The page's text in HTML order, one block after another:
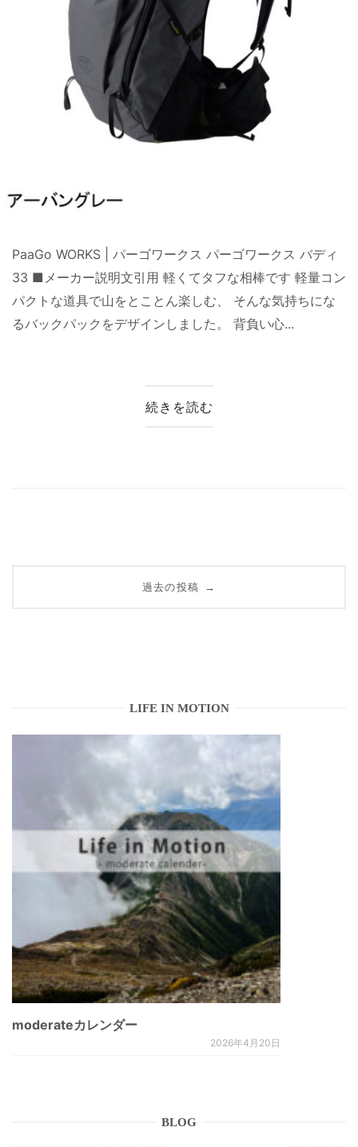
PaaGo WORKS | パーゴワークス パーゴワークス バディ
33 ■メーカー説明文引用 軽くてタフな相棒です 軽量コン
パクトな道具で山をとことん楽しむ、 そんな気持ちにな
るバックパックをデザインしました。 背負い心...
続きを読む
過去の投稿 →
LIFE IN MOTION
moderateカレンダー
2026年4月20日
BLOG